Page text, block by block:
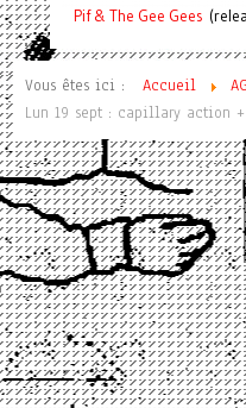
Pif& The Gee Gees
Vous êtes ici : Accueil
Lun 19 sept : capillary action +